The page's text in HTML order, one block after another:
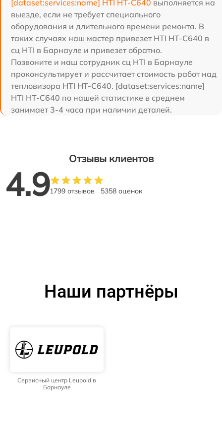
[dataset:services:name] HTI HT-C640 выполняется на
выезде, если не требует специального
оборудования и длительного времени ремонта. В
таких случаях наш мастер привезет HTI HT-C640 в
сц HTI в Барнауле и привезет обратно.
Позвоните и наш сотрудник сц HTI в Барнауле
проконсультирует и рассчитает стоимость работ над
тепловизора HTI HT-C640. [dataset:services:name]
HTI HT-C640 по нашей статистике в среднем
занимает 3-4 часа при наличии деталей.
Отзывы клиентов
4.91799 отзывов 5358 оценок
Наши партнёры
Сервисный центр Leupold в
Барнауле